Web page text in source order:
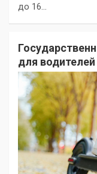
до 16…
для